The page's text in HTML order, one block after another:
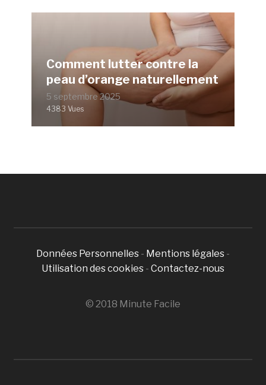
Comment lutter contre la
peau d’orange naturellement
5 septembre 2025
4383 Vues
Données Personnelles - Mentions légales -
Utilisation des cookies - Contactez-nous
© 2018 Minute Facile